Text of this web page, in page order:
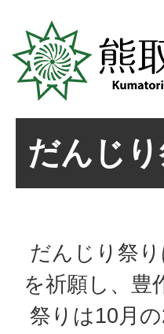
だんじ
だんじり祭
を祈願し、豊
祭りは10月